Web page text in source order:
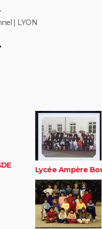
| LYON
Lycée Ampère